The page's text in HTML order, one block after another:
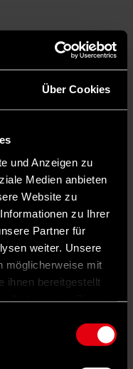
Über Cookies
und Anzeigen zu
Medien anbieten
Website zu
zu Ihrer
Partner für
weiter. Unsere
möglicherweise mit
ihnen bereitgestellt